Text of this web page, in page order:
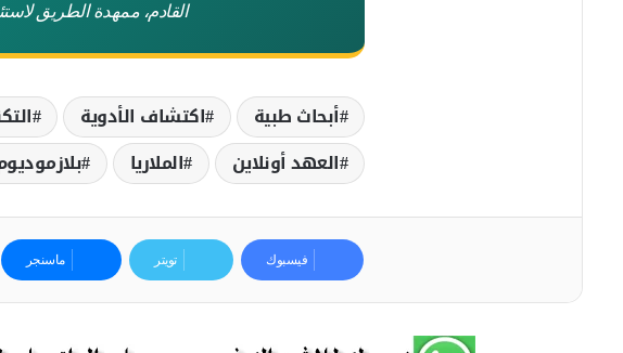
القادم، ممهدة الطريق
أبحاث طبية اكتشاف الأدوية
العهد أونلاين
الملاريا
فيسبوك تويتر ماسنجر